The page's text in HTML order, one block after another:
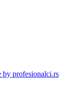
by profesionalci.rs